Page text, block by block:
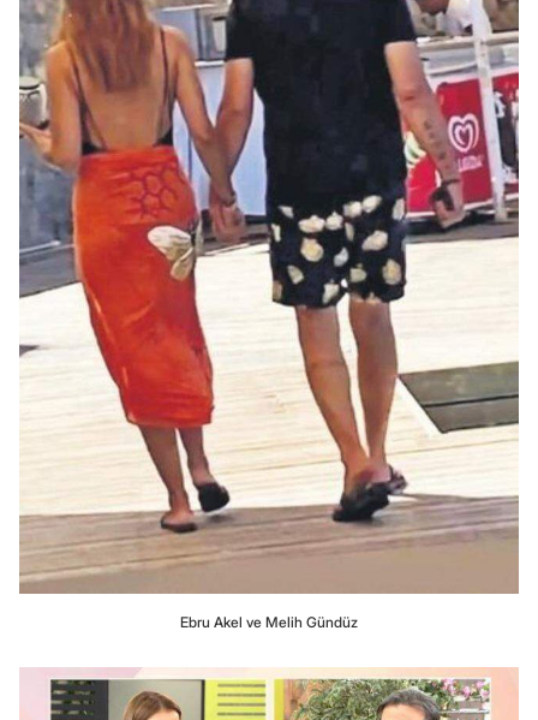
Ebru Akel ve Melih Gündüz